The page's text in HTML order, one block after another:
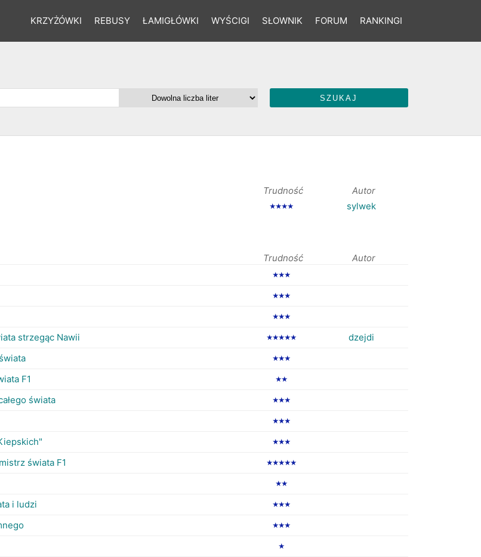
KRZYŻÓWKI REBUSY ŁAMIGŁÓWKI WYŚCIGI SŁOWNIK FORUM RANKINGI
Trudność Autor
★★★★ sylwek
Trudność Autor
★★★
★★★
★★★
strzegąc Nawii ★★★★★ dzejdi
★★★
F1 ★★
świata ★★★
★★★
★★★
świata F1 ★★★★★
★★
i ludzi ★★★
★★★
★